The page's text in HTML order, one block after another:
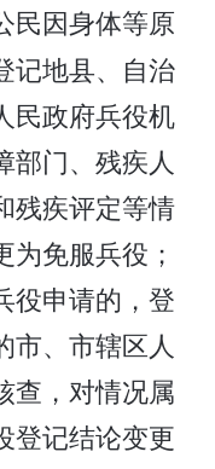
民因身体等原
记地县、自治
民政府兵役机
部门、残疾人
残疾评定等情
免服兵役；
役申请的，登
市、市辖区人
查，对情况属
登记结论变更